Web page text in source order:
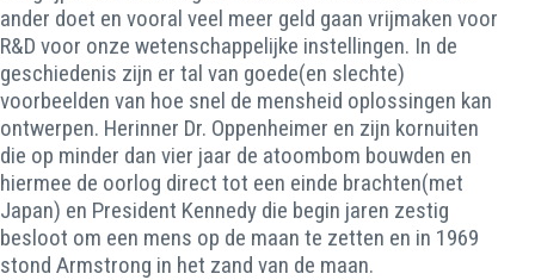
ander doet en vooral veel meer geld gaan vrijmaken voor
R&D voor onze wetenschappelijke instellingen. In de
geschiedenis zijn er tal van goede(en slechte)
voorbeelden van hoe snel de mensheid oplossingen kan
ontwerpen. Herinner Dr. Oppenheimer en zijn kornuiten
die op minder dan vier jaar de atoombom bouwden en
hiermee de oorlog direct tot een einde brachten(met
Japan) en President Kennedy die begin jaren zestig
besloot om een mens op de maan te zetten en in 1969
stond Armstrong in het zand van de maan.